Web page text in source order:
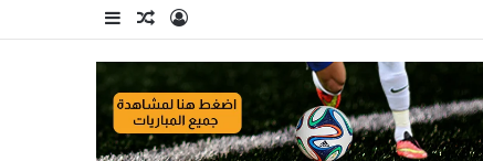
إضافة
عمود
مقال
عشوائي
تسجيل
الدخول